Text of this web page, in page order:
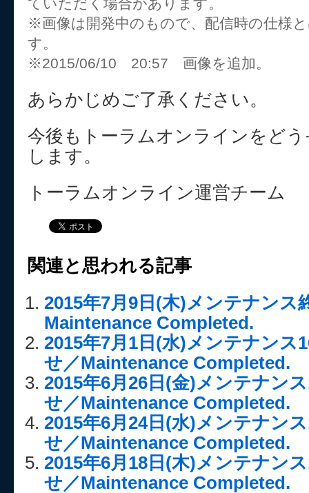
※画像は開発中のもので、配信時の仕様
す。
※2015/06/10 20:57 画像を追加。
あらかじめご了承ください。
今後もトーラムオンラインをど
します。
トーラムオンライン運営チーム
関連と思われる記事
2015年7月9日(木)メンテナンス
Maintenance Completed.
2015年7月1日(水)メンテナンス
せ／Maintenance Completed.
2015年6月26日(金)メンテナン
せ／Maintenance Completed.
2015年6月24日(水)メンテナン
せ／Maintenance Completed.
2015年6月18日(木)メンテナン
せ／Maintenance Completed.